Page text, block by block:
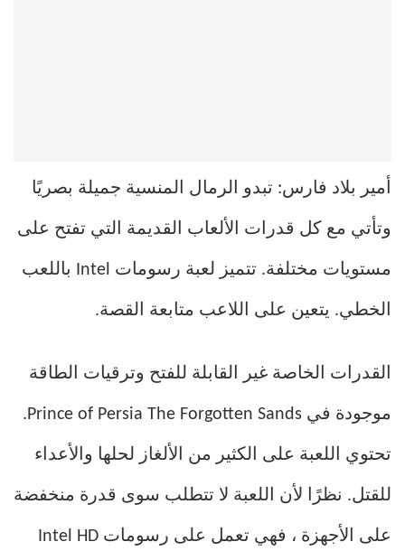
أمير بلاد فارس: تبدو الرمال المنسية جميلة بصريًا
وتأتي مع كل قدرات الألعاب القديمة التي تفتح على
مستويات مختلفة. تتميز لعبة رسومات Intel باللعب
الخطي. يتعين على اللاعب متابعة القصة.
القدرات الخاصة غير القابلة للفتح وترقيات الطاقة
موجودة في Prince of Persia The Forgotten Sands.
تحتوي اللعبة على الكثير من الألغاز لحلها والأعداء
للقتل. نظرًا لأن اللعبة لا تتطلب سوى قدرة منخفضة
على الأجهزة ، فهي تعمل على رسومات Intel HD